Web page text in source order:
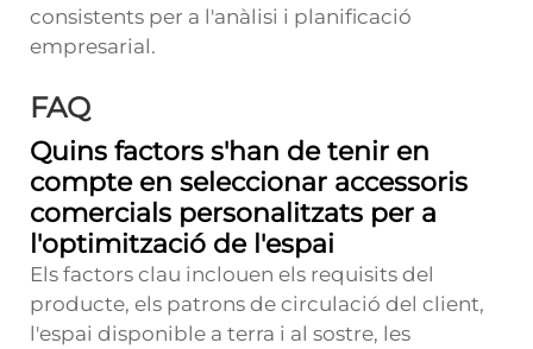
consistents per a l'anàlisi i planificació
empresarial.
FAQ
Quins factors s'han de tenir en
compte en seleccionar accessoris
comercials personalitzats per a
l'optimització de l'espai
Els factors clau inclouen els requisits del
producte, els patrons de circulació del client,
l'espai disponible a terra i al sostre, les